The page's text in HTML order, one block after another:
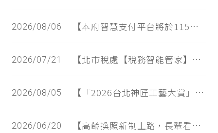
2026/08/06 【本府智慧支付平台將於115年8月9日(星期日)上午10時30分至下午1時30分進行系統維護作業，期間將暫停服務，造成不便，敬請見諒。】The Smart Payment Platform will undergo system maintenance on August 9, 2026 (Sunday) from 10:30 a.m. to 1:30 p.m. During this period, all platform services will be temporarily suspended. We apologize for any inconvenience caused.
2026/07/21 【北市稅處【稅務智能管家】互動遊戲開始囉!】TRS "Tax Smart Butler " Interactive Game is Online!
2026/08/05 【「2026台北神匠工藝大賞」8/8剝皮寮登場 佛藝匠心萬華奔騰 翻轉產業再造宗教文創聚落】“2026 Taipei Master Craftsmanship Award” Opens at Bopiliao on August 8 Buddhist Artistry and Master Craftsmanship Energize Wanhua, Transforming the Traditional Industry into a Religious and Cultural Creative Hub
2026/06/20 【高齡換照新制上路，長輩看這裡，教您駕照怎麼換！】New Elderly Driver License Renewal Regulations comes into effect from May 31, 2026: Renewal Age Lowered to 70